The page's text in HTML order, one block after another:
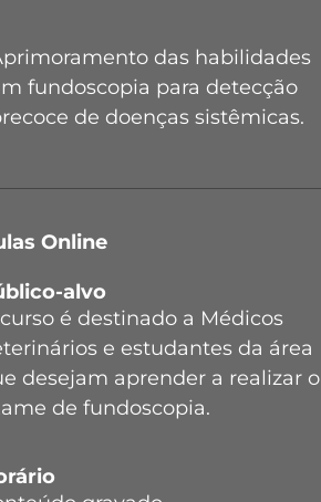
das habilidades
fundoscopia para detecção
de doenças sistêmicas.
Online
alvo
é destinado a Médicos
e estudantes da área
desejam aprender a realizar o
de fundoscopia.